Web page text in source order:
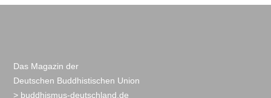
Das Magazin der
Deutschen Buddhistischen Union
> buddhismus-deutschland.de